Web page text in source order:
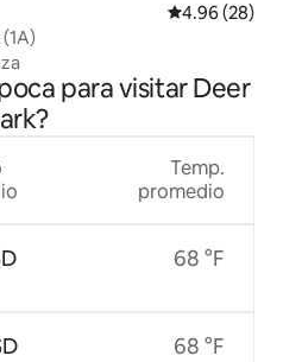
Calificación
4.96 (28)
para visitar Deer
Temp.
promedio
68 °F
68 °F